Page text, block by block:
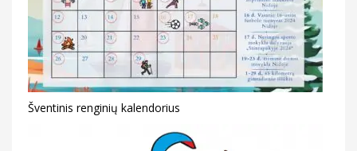
Šventinis renginių kalendorius